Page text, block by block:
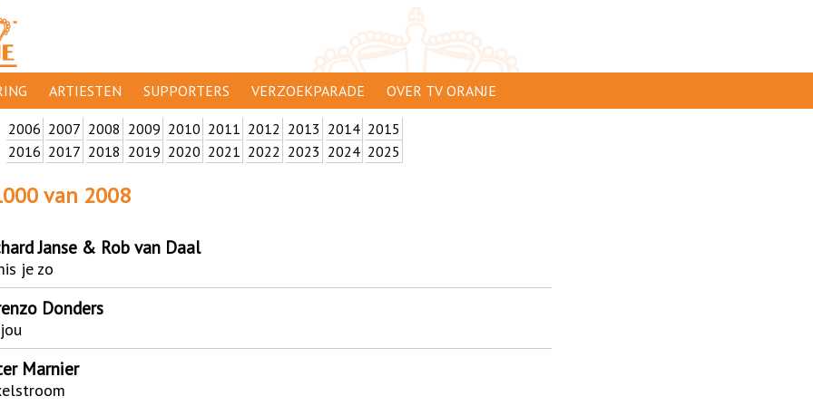
ORANJE
ARTIESTEN SUPPORTERS
SUPPORTERSACTIES
AANMELDEN
VERZOEKPARADE OVER TV ORANJE
WAAR TE ZIEN
CLIP INSTUREN
2006 2007 2008 2009 2010 2011 2012 2013 2014 2015
2016 2017 2018 2019 2020 2021 2022 2023 2024 2025
van 2008
Janse & Rob van Daal
je zo
Donders
Marnier